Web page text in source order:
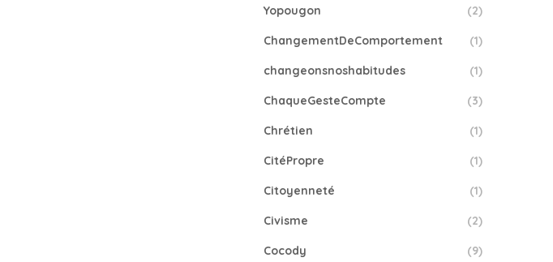
Yopougon (2)
ChangementDeComportement (1)
changeonsnoshabitudes (1)
ChaqueGesteCompte (3)
Chrétien (1)
CitéPropre (1)
Citoyenneté (1)
Civisme (2)
Cocody (9)